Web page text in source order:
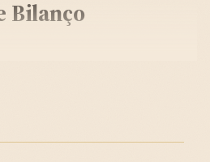
Bilanço